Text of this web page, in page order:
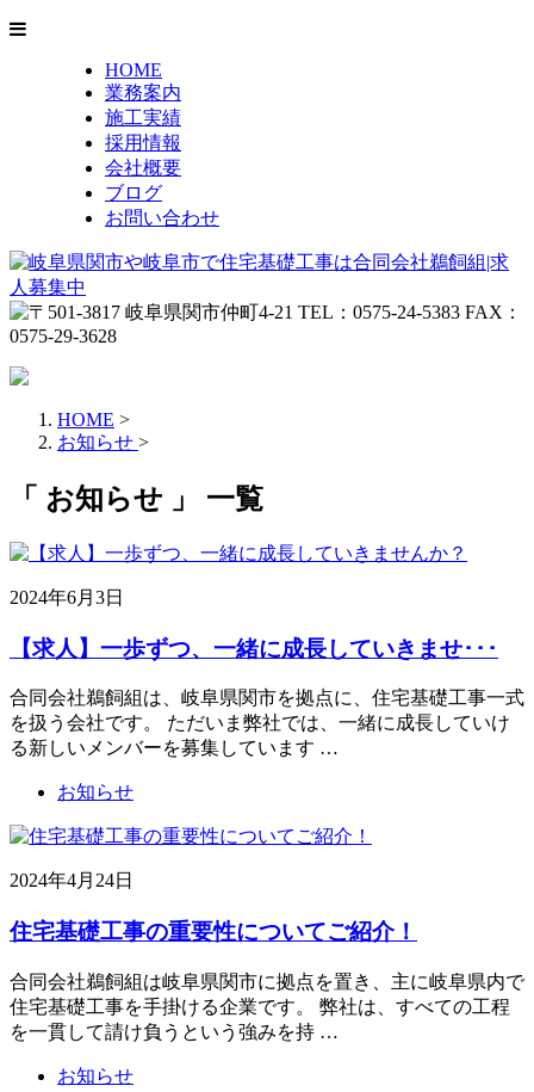
HOME
業務案内
施工実績
採用情報
会社概要
ブログ
お問い合わせ
HOME >
お知らせ >
「 お知らせ 」 一覧
2024年6月3日
【求人】一歩ずつ、一緒に成長していきませ･･･
合同会社鵜飼組は、岐阜県関市を拠点に、住宅基礎工事一式
を扱う会社です。 ただいま弊社では、一緒に成長していけ
る新しいメンバーを募集しています …
お知らせ
2024年4月24日
住宅基礎工事の重要性についてご紹介！
合同会社鵜飼組は岐阜県関市に拠点を置き、主に岐阜県内で
住宅基礎工事を手掛ける企業です。 弊社は、すべての工程
を一貫して請け負うという強みを持 …
お知らせ